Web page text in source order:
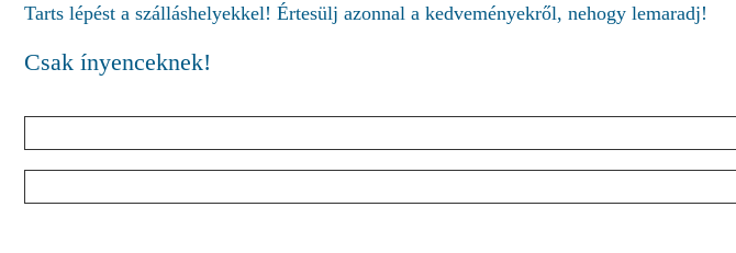
Tarts lépést a szálláshelyekkel! Értesülj azonnal a kedveményekről, nehogy lemaradj!
Csak ínyenceknek!